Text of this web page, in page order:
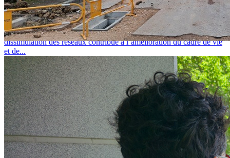
L'actualité des réseaux-secs
lundi 20 juillet 2026
APPEL À PROJETS DISSIMULATION DES RÉSEAUX
ENTERRER LES RÉSEAUX : POUR QUOI FAIRE ? La
dissimulation des réseaux contribue à l’amélioration du cadre de vie
et de...